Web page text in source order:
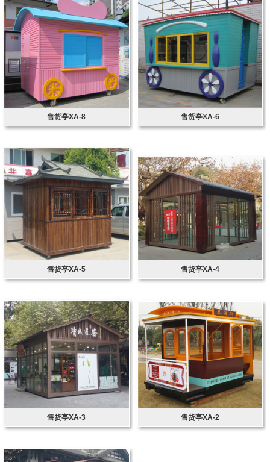
售货亭XA-8 售货亭XA-6
售货亭XA-5 售货亭XA-4
售货亭XA-3 售货亭XA-2